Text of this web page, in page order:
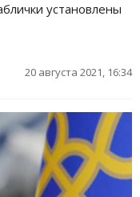
установлены
20 августа 2021, 16:34